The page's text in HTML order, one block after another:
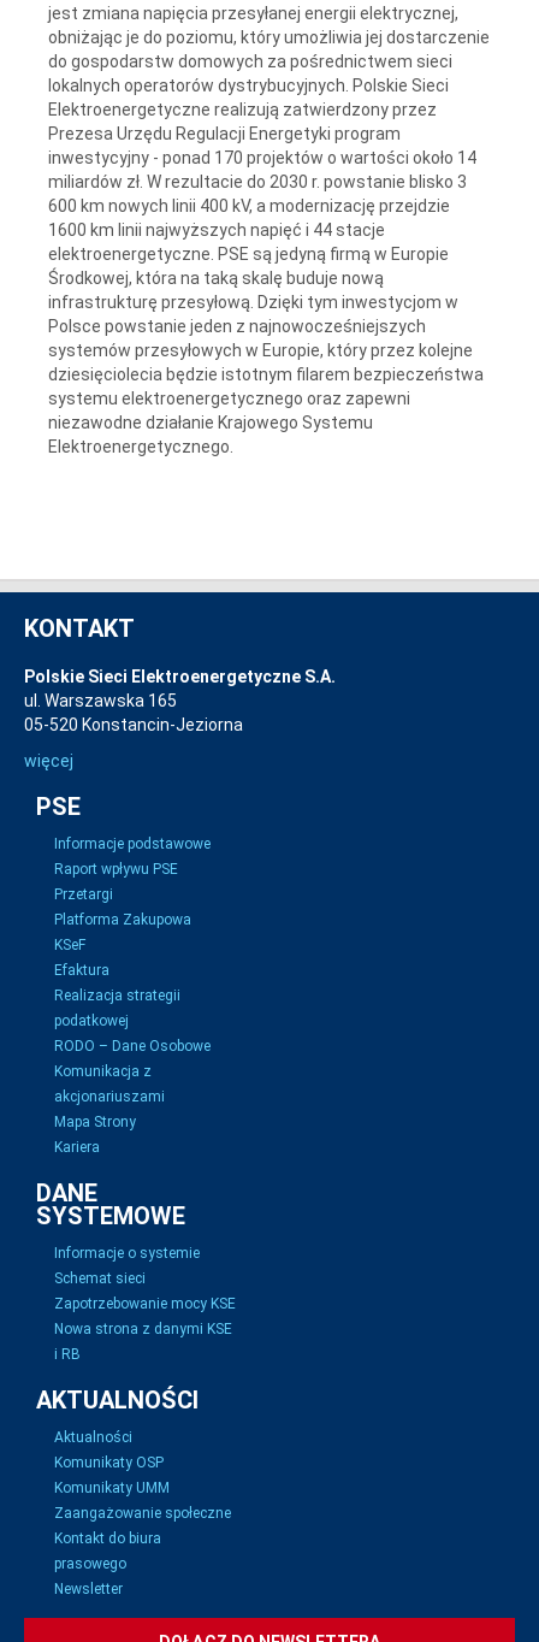
jest zmiana napięcia przesyłanej energii elektrycznej,
obniżając je do poziomu, który umożliwia jej dostarczenie
do gospodarstw domowych za pośrednictwem sieci
lokalnych operatorów dystrybucyjnych. Polskie Sieci
Elektroenergetyczne realizują zatwierdzony przez
Prezesa Urzędu Regulacji Energetyki program
inwestycyjny - ponad 170 projektów o wartości około 14
miliardów zł. W rezultacie do 2030 r. powstanie blisko 3
600 km nowych linii 400 kV, a modernizację przejdzie
1600 km linii najwyższych napięć i 44 stacje
elektroenergetyczne. PSE są jedyną firmą w Europie
Środkowej, która na taką skalę buduje nową
infrastrukturę przesyłową. Dzięki tym inwestycjom w
Polsce powstanie jeden z najnowocześniejszych
systemów przesyłowych w Europie, który przez kolejne
dziesięciolecia będzie istotnym filarem bezpieczeństwa
systemu elektroenergetycznego oraz zapewni
niezawodne działanie Krajowego Systemu
Elektroenergetycznego.
KONTAKT
Polskie Sieci Elektroenergetyczne S.A.
ul. Warszawska 165
05-520 Konstancin-Jeziorna
więcej
PSE
Informacje podstawowe
Raport wpływu PSE
Przetargi
Platforma Zakupowa
KSeF
Efaktura
Realizacja strategii
podatkowej
RODO – Dane Osobowe
Komunikacja z
akcjonariuszami
Mapa Strony
Kariera
DANE
SYSTEMOWE
Informacje o systemie
Schemat sieci
Zapotrzebowanie mocy KSE
Nowa strona z danymi KSE
i RB
AKTUALNOŚCI
Aktualności
Komunikaty OSP
Komunikaty UMM
Zaangażowanie społeczne
Kontakt do biura
prasowego
Newsletter